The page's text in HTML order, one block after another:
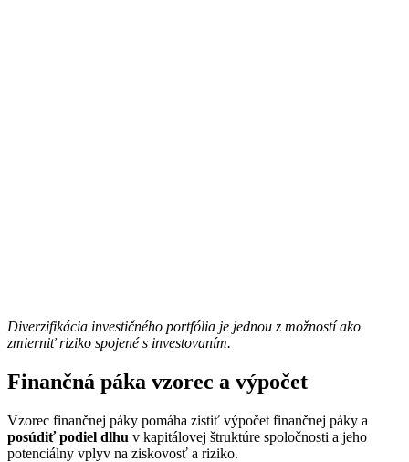
Diverzifikácia investičného portfólia je jednou z možností ako
zmierniť riziko spojené s investovaním.
Finančná páka vzorec a výpočet
Vzorec finančnej páky pomáha zistiť výpočet finančnej páky a
posúdiť podiel dlhu v kapitálovej štruktúre spoločnosti a jeho
potenciálny vplyv na ziskovosť a riziko.